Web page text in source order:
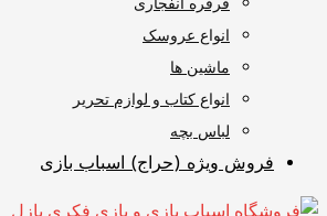
فرفره انفجاری
انواع عروسک
ماشین ها
انواع کتاب و لوازم تحریر
لباس بچه
فروش ویژه (حراج) اسباب بازی